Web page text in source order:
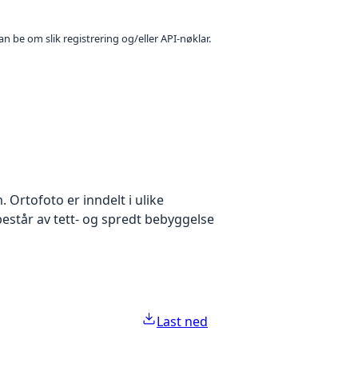
be om slik registrering og/eller API-nøklar.
Ortofoto er inndelt i ulike
av tett- og spredt bebyggelse
Last ned